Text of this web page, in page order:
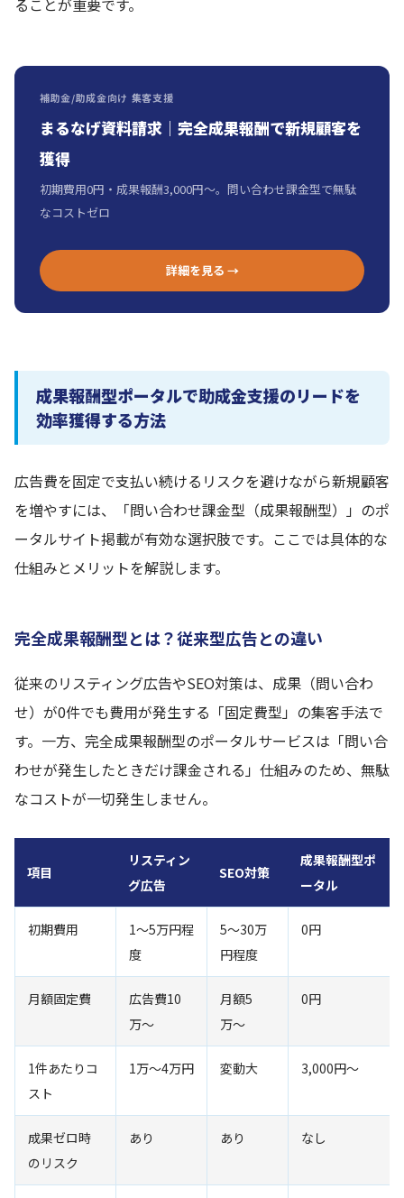
ることが重要です。
補助金/助成金向け 集客支援
まるなげ資料請求｜完全成果報酬で新規顧客を
獲得
初期費用0円・成果報酬3,000円〜。問い合わせ課金型で無駄
なコストゼロ
詳細を見る →
成果報酬型ポータルで助成金支援のリードを
効率獲得する方法
広告費を固定で支払い続けるリスクを避けながら新規顧客
を増やすには、「問い合わせ課金型（成果報酬型）」のポ
ータルサイト掲載が有効な選択肢です。ここでは具体的な
仕組みとメリットを解説します。
完全成果報酬型とは？従来型広告との違い
従来のリスティング広告やSEO対策は、成果（問い合わ
せ）が0件でも費用が発生する「固定費型」の集客手法で
す。一方、完全成果報酬型のポータルサービスは「問い合
わせが発生したときだけ課金される」仕組みのため、無駄
なコストが一切発生しません。
項目
リスティン
グ広告
SEO対策
成果報酬型ポ
ータル
初期費用
1〜5万円程
度
5〜30万
円程度
0円
月額固定費
広告費10
万〜
月額5
万〜
0円
1件あたりコ
スト
1万〜4万円 変動大 3,000円〜
成果ゼロ時
のリスク
あり あり なし